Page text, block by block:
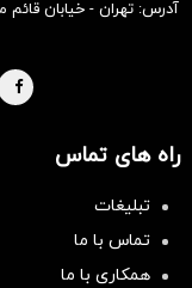
آدرس: تهران - خیابان
راه های تماس
تبلیغات
تماس با ما
همکاری با ما